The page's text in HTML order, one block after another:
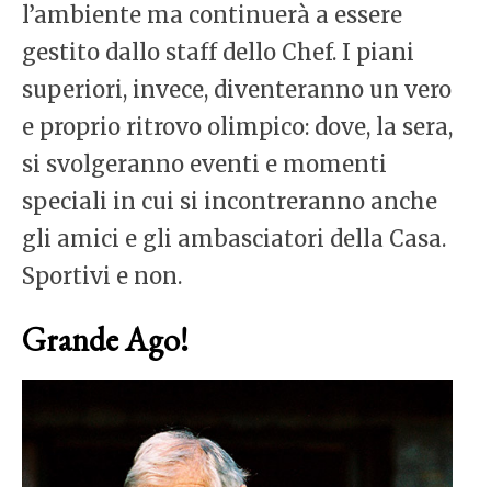
l’ambiente ma continuerà a essere
gestito dallo staff dello Chef. I piani
superiori, invece, diventeranno un vero
e proprio ritrovo olimpico: dove, la sera,
si svolgeranno eventi e momenti
speciali in cui si incontreranno anche
gli amici e gli ambasciatori della Casa.
Sportivi e non.
Grande Ago!